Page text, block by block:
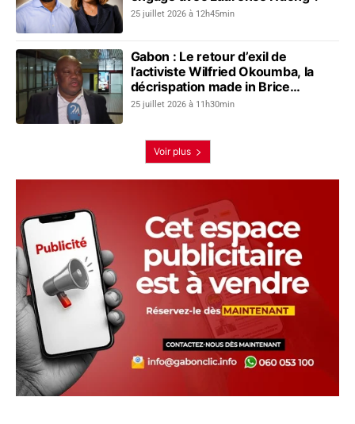
25 juillet 2026 à 12h45min
Gabon : Le retour d’exil de
l’activiste Wilfried Okoumba, la
décrispation made in Brice
Clotaire Oligui Nguema
25 juillet 2026 à 11h30min
Voir plus